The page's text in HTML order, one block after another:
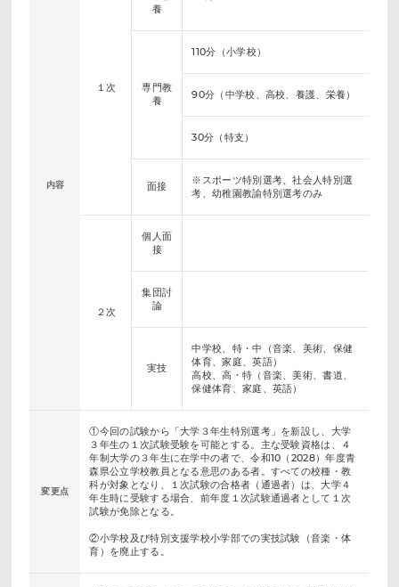
内容
１次
養
専門教
養
110分（小学校）
90分（中学校、高校、養護、栄養）
30分（特支）
面接
※スポーツ特別選考、社会人特別選
考、幼稚園教諭特別選考のみ
２次
個人面
接
集団討
論
実技
中学校、特・中（音楽、美術、保健
体育、家庭、英語）
高校、高・特（音楽、美術、書道、
保健体育、家庭、英語）
変更点
①今回の試験から「大学３年生特別選考」を新設し、大学
３年生の１次試験受験を可能とする。主な受験資格は、４
年制大学の３年生に在学中の者で、令和10（2028）年度青
森県公立学校教員となる意思のある者。すべての校種・教
科が対象となり、１次試験の合格者（通過者）は、大学４
年生時に受験する場合、前年度１次試験通過者として１次
試験が免除となる。
②小学校及び特別支援学校小学部での実技試験（音楽・体
育）を廃止する。